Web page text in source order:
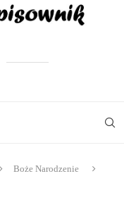
Boże Narodzenie